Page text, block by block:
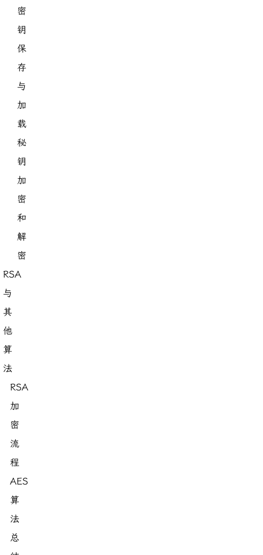
密
钥
保
存
与
加
载
秘
钥
加
密
和
解
密
RSA
与
其
他
算
法
RSA
加
密
流
程
AES
算
法
总